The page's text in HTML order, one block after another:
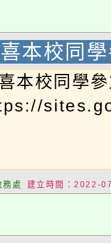
本校同
本校同學
務處 建立時間：2022-